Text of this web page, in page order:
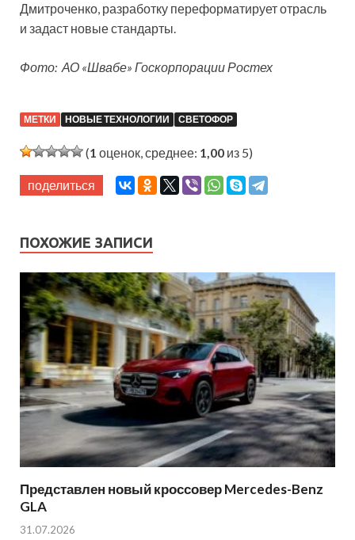
Дмитроченко, разработку переформатирует отрасль
и задаст новые стандарты.
Фото: АО «Швабе» Госкорпорации Ростех
МЕТКИ НОВЫЕ ТЕХНОЛОГИИ СВЕТОФОР
(1 оценок, среднее: 1,00 из 5)
поделиться
ПОХОЖИЕ ЗАПИСИ
Представлен новый кроссовер Mercedes-Benz
GLA
31.07.2026